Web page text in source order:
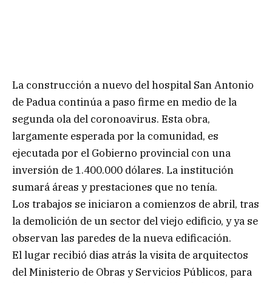
La construcción a nuevo del hospital San Antonio
de Padua continúa a paso firme en medio de la
segunda ola del coronoavirus. Esta obra,
largamente esperada por la comunidad, es
ejecutada por el Gobierno provincial con una
inversión de 1.400.000 dólares. La institución
sumará áreas y prestaciones que no tenía.
Los trabajos se iniciaron a comienzos de abril, tras
la demolición de un sector del viejo edificio, y ya se
observan las paredes de la nueva edificación.
El lugar recibió dias atrás la visita de arquitectos
del Ministerio de Obras y Servicios Públicos, para